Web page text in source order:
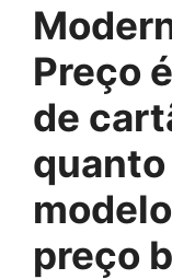
Preço
de
preço